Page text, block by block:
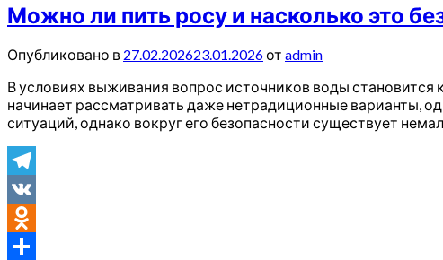
Можно ли пить росу и насколько это
Опубликовано в 27.02.202623.01.2026от admin
В условиях выживания вопрос источников воды становится
начинает рассматривать даже нетрадиционные варианты,
ситуаций, однако вокруг его безопасности существует
Telegram
VK
Odnoklassniki